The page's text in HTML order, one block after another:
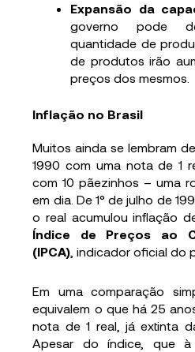
Expansão da
governo pode
quantidade de
de produtos irão
preços dos mesmos.
Inflação no Brasil
Muitos ainda se lembram
1990 com uma nota de 1
com 10 pãezinhos – uma
em dia. De 1° de julho de
o real acumulou inflação
Índice de Preços ao
(IPCA) , indicador oficial do
Em uma comparação
equivalem o que há 25
nota de 1 real, já extinta
Apesar do índice, que